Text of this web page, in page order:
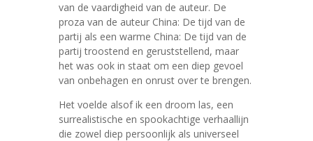
van de vaardigheid van de auteur. De
proza van de auteur China: De tijd van de
partij als een warme China: De tijd van de
partij troostend en geruststellend, maar
het was ook in staat om een diep gevoel
van onbehagen en onrust over te brengen.
Het voelde alsof ik een droom las, een
surrealistische en spookachtige verhaallijn
die zowel diep persoonlijk als universeel